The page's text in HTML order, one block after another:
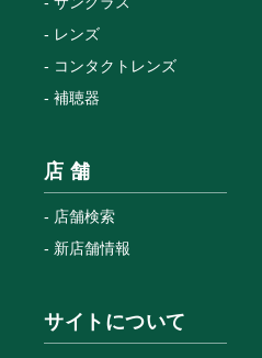
レンズ
コンタクトレンズ
補聴器
店 舗
店舗検索
新店舗情報
サイトについて